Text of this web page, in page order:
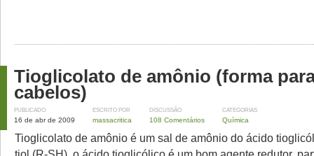
Tioglicolato de amônio (forma
cabelos)
PUBLICADO
16 de abr de 2009
ESCRITO POR
massacritica
DISCUSSÃO
108 Comentários
CATEGORIAS
Química
Tioglicolato de amônio é um sal de amônio do ácido